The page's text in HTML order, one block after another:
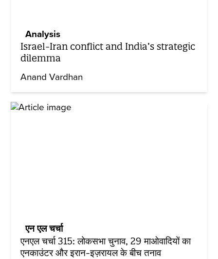
Analysis
Israel-Iran conflict and India’s strategic
dilemma
Anand Vardhan
एन एल चर्चा
एनएल चर्चा 315: लोकसभा चुनाव, 29 माओवादियों का
एनकाउंटर और इरान-इज़रायल के बीच तनाव